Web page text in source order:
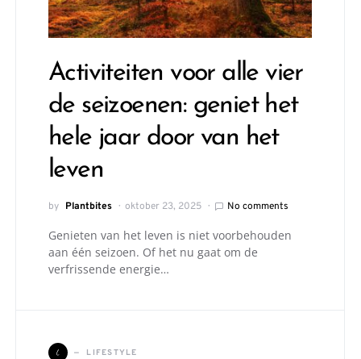
Activiteiten voor alle vier
de seizoenen: geniet het
hele jaar door van het
leven
by Plantbites oktober 23, 2025 No comments
Genieten van het leven is niet voorbehouden
aan één seizoen. Of het nu gaat om de
verfrissende energie…
L LIFESTYLE